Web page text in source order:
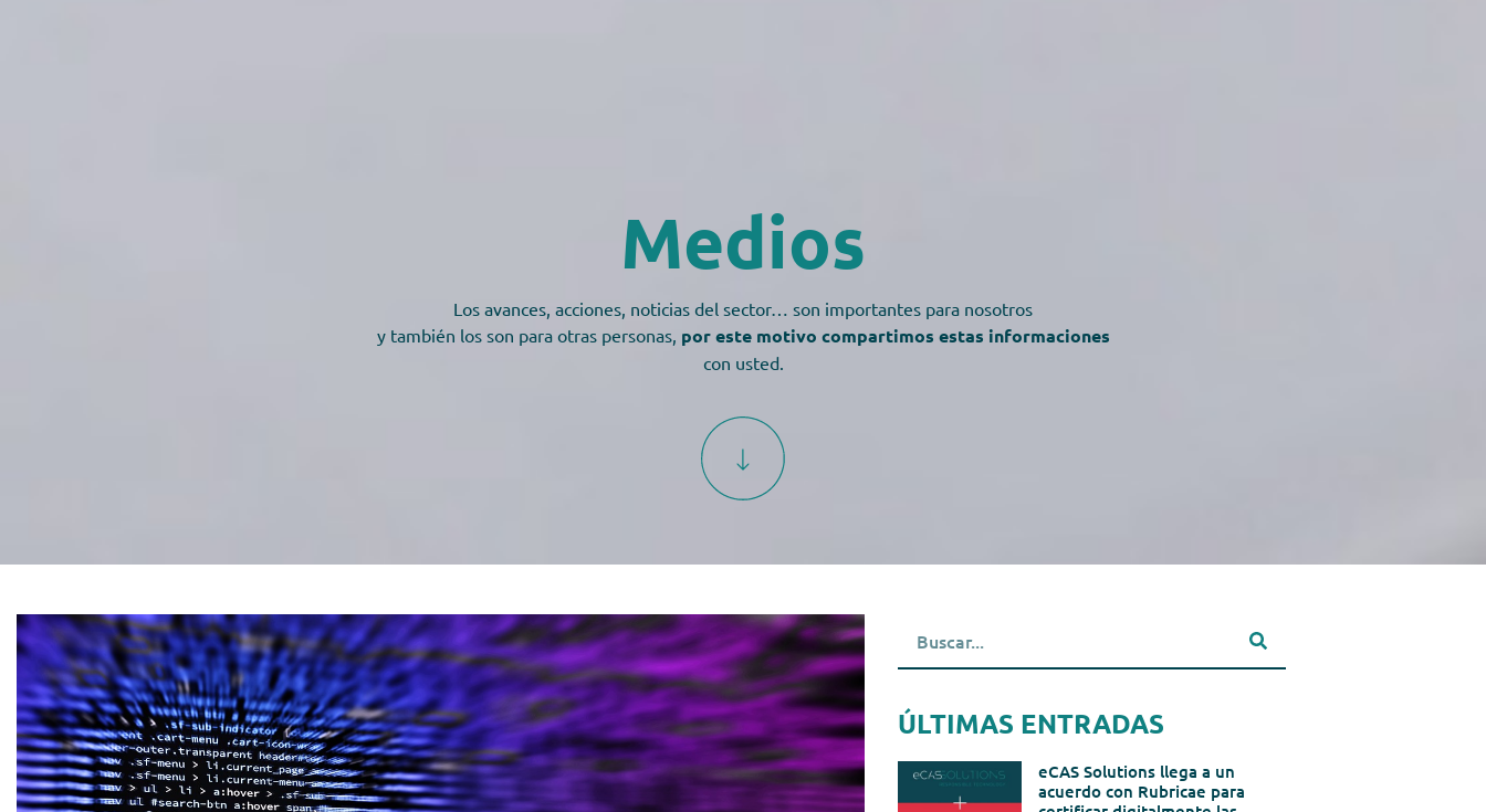
Medios
Los avances, acciones, noticias del sector… son importantes para nosotros
y también los son para otras personas, por este motivo compartimos estas informaciones
con usted.
ÚLTIMAS ENTRADAS
eCAS Solutions llega a un
acuerdo con Rubricae para